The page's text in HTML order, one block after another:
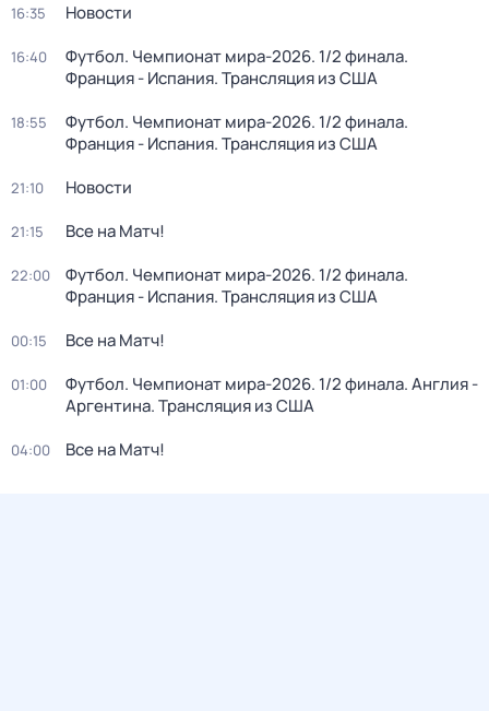
16:35 Новости
16:40
Футбол. Чемпионат мира-2026. 1/2 финала.
Франция - Испания. Трансляция из США
18:55
Футбол. Чемпионат мира-2026. 1/2 финала.
Франция - Испания. Трансляция из США
21:10 Новости
21:15 Все на Матч!
22:00
Футбол. Чемпионат мира-2026. 1/2 финала.
Франция - Испания. Трансляция из США
00:15 Все на Матч!
01:00
Футбол. Чемпионат мира-2026. 1/2 финала. Англия -
Аргентина. Трансляция из США
04:00 Все на Матч!